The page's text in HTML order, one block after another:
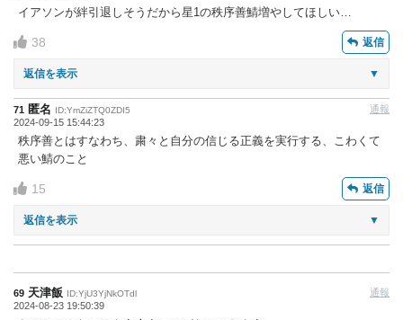
イアソンが絆引退しそうだから星1の秩序善鯖増やしてほしい…
38 返信
返信を表示 ▼
71 匿名 ID:YmZiZTQ0ZDI5
2024-09-15 15:44:23
通報
秩序善とはすなわち、粛々と自分の信じる正義を実行する、こわくて
悪い鯖のこと
15 返信
返信を表示 ▼
69 天津飯 ID:YjU3YjNkOTdl
2024-08-23 19:50:39
通報